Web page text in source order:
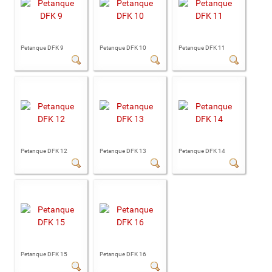
Petanque DFK 9 Petanque DFK 10 Petanque DFK 11
Petanque DFK 12 Petanque DFK 13 Petanque DFK 14
Petanque DFK 15 Petanque DFK 16